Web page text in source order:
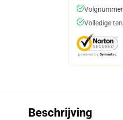
Volledige
Beschrijving